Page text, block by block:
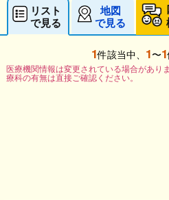
リスト
で見る
地図
で見る
1件該当中、 1〜1
医療機関情報は変更されている場合があり
療科の有無は直接ご確認ください。